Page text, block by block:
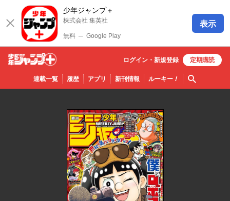
少年ジャンプ＋
株式会社 集英社
無料 ─ Google Play
表示
少年ジ
ャンプ
連載一覧 履歴 アプリ 新刊情報 ルーキー！ 検索
ログイン・ 新規登録 定期購読